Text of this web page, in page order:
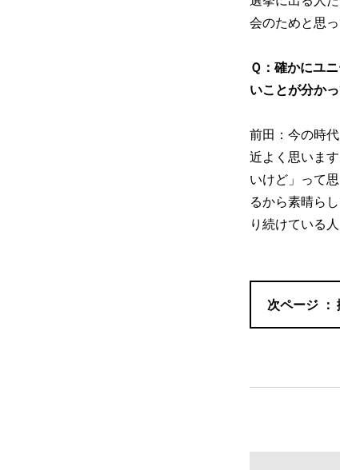
会のためと思
Ｑ：確かにユ
いことが分かっ
前田：今の時
近よく思いま
いけど」って
るから素晴ら
り続けている